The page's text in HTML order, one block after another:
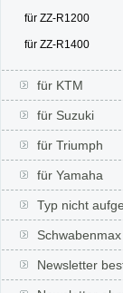
für ZZ-R1200
für ZZ-R1400
für KTM
für Suzuki
für Triumph
für Yamaha
Typ nicht
Newsletter